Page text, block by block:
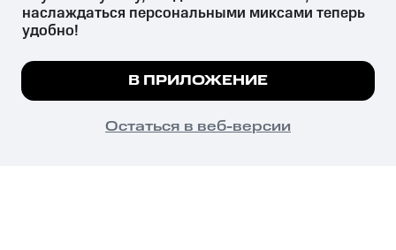
психотропных веществ, их аналогов причиняет вред здоровью,
их незаконный оборот запрещён и влечёт установленную
законодательством ответственность.
© 2026 ООО «КИОН».
Все права защищены
Мы используем куки, чтобы на сайте все
Подробнее
ПОНЯТНО
наслаждаться персональными миксами теперь
удобно!
В ПРИЛОЖЕНИЕ
Остаться в веб-версии